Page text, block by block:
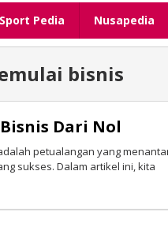
Sport Pedia Nusapedia
bisnis
Dari Nol
petualangan yang
sukses. Dalam artikel ini, kita